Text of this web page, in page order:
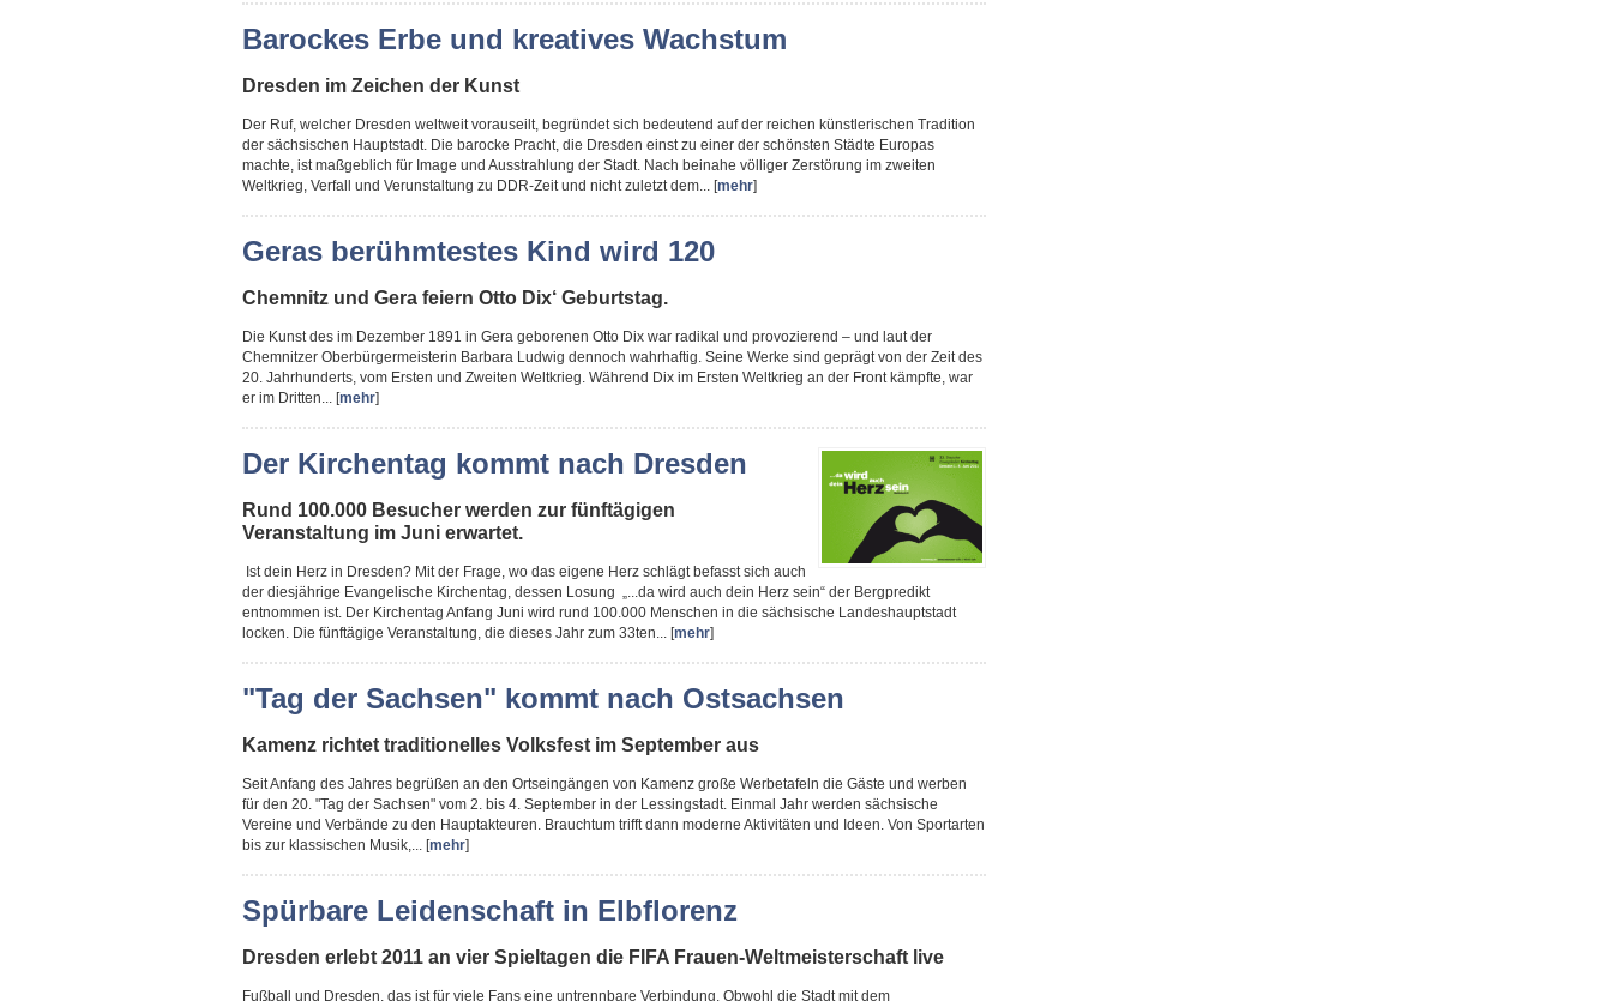
Barockes Erbe und kreatives Wachstum
Dresden im Zeichen der Kunst
Der Ruf, welcher Dresden weltweit vorauseilt, begründet sich bedeutend auf der reichen künstlerischen Tradition
der sächsischen Hauptstadt. Die barocke Pracht, die Dresden einst zu einer der schönsten Städte Europas
machte, ist maßgeblich für Image und Ausstrahlung der Stadt. Nach beinahe völliger Zerstörung im zweiten
Weltkrieg, Verfall und Verunstaltung zu DDR-Zeit und nicht zuletzt dem... [mehr]
Geras berühmtestes Kind wird 120
Chemnitz und Gera feiern Otto Dix‘ Geburtstag.
Die Kunst des im Dezember 1891 in Gera geborenen Otto Dix war radikal und provozierend – und laut der
Chemnitzer Oberbürgermeisterin Barbara Ludwig dennoch wahrhaftig. Seine Werke sind geprägt von der Zeit des
20. Jahrhunderts, vom Ersten und Zweiten Weltkrieg. Während Dix im Ersten Weltkrieg an der Front kämpfte, war
er im Dritten... [mehr]
Der Kirchentag kommt nach Dresden
Rund 100.000 Besucher werden zur fünftägigen
Veranstaltung im Juni erwartet.
Ist dein Herz in Dresden? Mit der Frage, wo das eigene Herz schlägt befasst sich auch
der diesjährige Evangelische Kirchentag, dessen Losung „...da wird auch dein Herz sein“ der Bergpredikt
entnommen ist. Der Kirchentag Anfang Juni wird rund 100.000 Menschen in die sächsische Landeshauptstadt
locken. Die fünftägige Veranstaltung, die dieses Jahr zum 33ten... [mehr]
"Tag der Sachsen" kommt nach Ostsachsen
Kamenz richtet traditionelles Volksfest im September aus
Seit Anfang des Jahres begrüßen an den Ortseingängen von Kamenz große Werbetafeln die Gäste und werben
für den 20. "Tag der Sachsen" vom 2. bis 4. September in der Lessingstadt. Einmal Jahr werden sächsische
Vereine und Verbände zu den Hauptakteuren. Brauchtum trifft dann moderne Aktivitäten und Ideen. Von Sportarten
bis zur klassischen Musik,... [mehr]
Spürbare Leidenschaft in Elbflorenz
Dresden erlebt 2011 an vier Spieltagen die FIFA Frauen-Weltmeisterschaft live
Fußball und Dresden, das ist für viele Fans eine untrennbare Verbindung. Obwohl die Stadt mit dem